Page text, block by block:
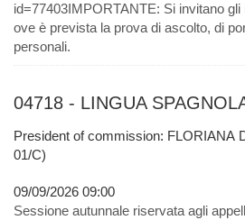
id=77403IMPORTANTE: Si invitano gli
ove è prevista la prova di ascolto, di
personali.
04718 - LINGUA
President of commission: FLORIANA
01/C)
09/09/2026 09:00
Sessione autunnale riservata agli